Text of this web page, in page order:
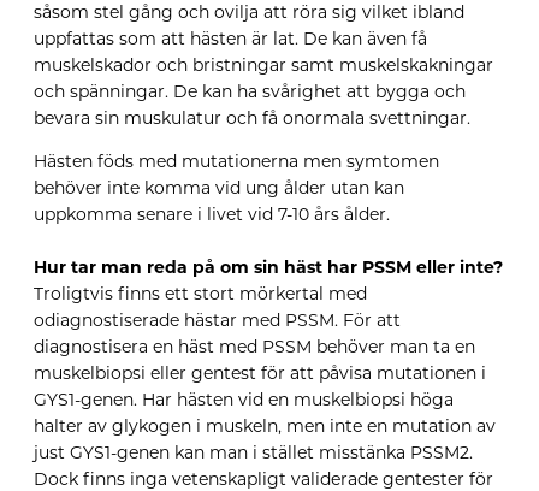
såsom stel gång och ovilja att röra sig vilket ibland
uppfattas som att hästen är lat. De kan även få
muskelskador och bristningar samt muskelskakningar
och spänningar. De kan ha svårighet att bygga och
bevara sin muskulatur och få onormala svettningar.
Hästen föds med mutationerna men symtomen
behöver inte komma vid ung ålder utan kan
uppkomma senare i livet vid 7-10 års ålder.
Hur tar man reda på om sin häst har PSSM eller inte?
Troligtvis finns ett stort mörkertal med
odiagnostiserade hästar med PSSM. För att
diagnostisera en häst med PSSM behöver man ta en
muskelbiopsi eller gentest för att påvisa mutationen i
GYS1-genen. Har hästen vid en muskelbiopsi höga
halter av glykogen i muskeln, men inte en mutation av
just GYS1-genen kan man i stället misstänka PSSM2.
Dock finns inga vetenskapligt validerade gentester för